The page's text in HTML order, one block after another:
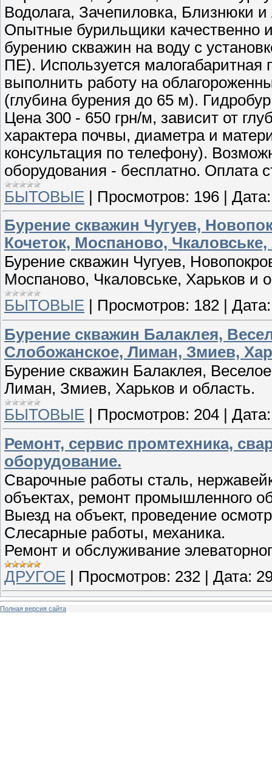
Водолага, Зачепиловка, Близнюки
Опытные бурильщики качественно
бурению скважин на воду с
ПЕ). Используется малогабаритная
выполнить работу на
(глубина бурения до 65 м).
Цена 300 - 650 грн/м, зависит от
характера почвы, диаметра и
консультация по телефону).
оборудования - бесплатно. Оплата
БЫТОВЫЕ | Просмотров: 196 | Дата:
Бурение скважин Чугуев,
Кочеток, Моспаново,
Бурение скважин Чугуев,
Моспаново, Чкаловське, Харьков и
БЫТОВЫЕ
Просмотров: 182
Дата:
Бурение скважин Балаклея,
Слобожанское, Лиман, Змиев,
Бурение скважин Балаклея,
Лиман, Змиев, Харьков и область.
БЫТОВЫЕ
Просмотров: 204
Дата:
Ремонт, сервис промтехника,
оборудование.
Сварочные работы сталь,
объектах, ремонт промышленного
Выезд на объект, проведение
Слесарные работы, механика.
Ремонт и обслуживание
ДРУГОЕ | Просмотров: 232 | Дата:
Полная версия сайта